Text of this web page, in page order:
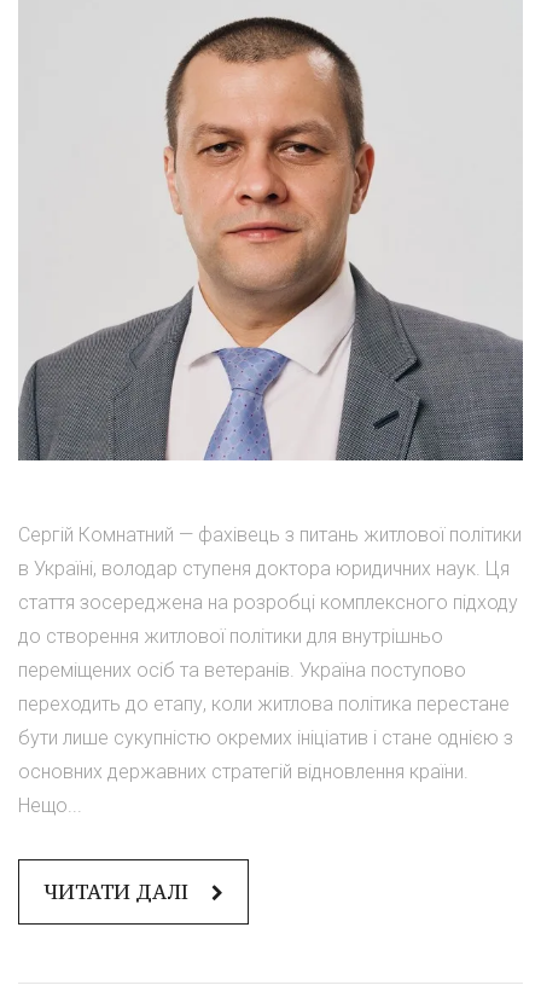
Сергій Комнатний — фахівець з питань житлової політики
в Україні, володар ступеня доктора юридичних наук. Ця
стаття зосереджена на розробці комплексного підходу
до створення житлової політики для внутрішньо
переміщених осіб та ветеранів. Україна поступово
переходить до етапу, коли житлова політика перестане
бути лише сукупністю окремих ініціатив і стане однією з
основних державних стратегій відновлення країни.
Нещо...
ЧИТАТИ ДАЛІ